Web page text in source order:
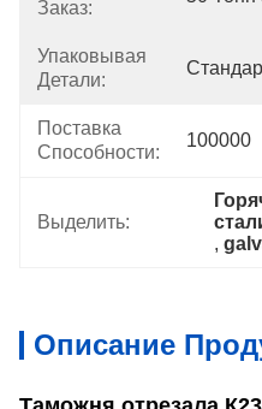
Заказ:
Упаковывая
Детали:
Поставка
Способности:
100000
Выделить:
,
Описание